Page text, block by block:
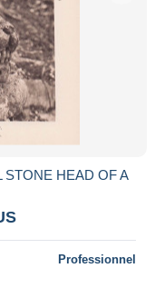
STONE HEAD OF A
Professionnel